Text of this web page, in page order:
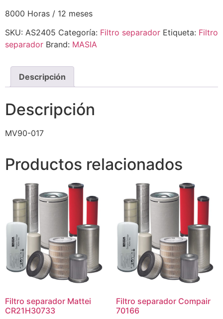
8000 Horas / 12 meses
SKU: AS2405 Categoría: Filtro separador Etiqueta: Filtro
separador Brand: MASIA
Descripción
Descripción
MV90-017
Productos relacionados
Filtro separador Mattei
CR21H30733
Filtro separador Compair
70166